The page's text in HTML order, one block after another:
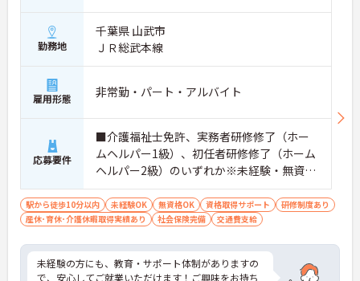
勤務地
千葉県 山武市
ＪＲ総武本線
雇用形態 非常勤・パート・アルバイト
応募要件
■介護福祉士免許、実務者研修修了（ホー
ムヘルパー1級）、初任者研修修了（ホーム
ヘルパー2級）のいずれか※未経験・無資格
の方も相談可
駅から徒歩10分以内 未経験OK 無資格OK 資格取得サポート
研修制度あり
産休･育休･介護休暇取得実績あり
社会保険完備 交通費支給
未経験の方にも、教育・サポート体制がありますの
で、安心してご就業いただけます！ご興味をお持ち